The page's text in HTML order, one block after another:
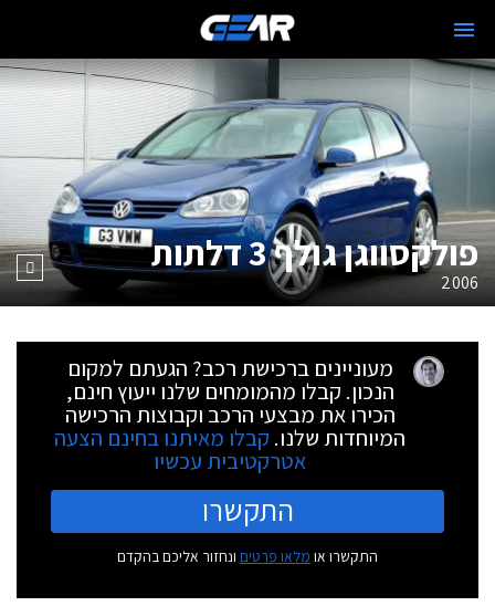
פולקסווגן גולף 3 דלתות
2006
מעוניינים ברכישת רכב? הגעתם למקום
הנכון. קבלו מהמומחים שלנו ייעוץ חינם,
הכירו את מבצעי הרכב וקבוצות הרכישה
המיוחדות שלנו. קבלו מאיתנו בחינם הצעה
אטרקטיבית עכשיו
התקשרו
התקשרו או מלאו פרטים ונחזור אליכם בהקדם